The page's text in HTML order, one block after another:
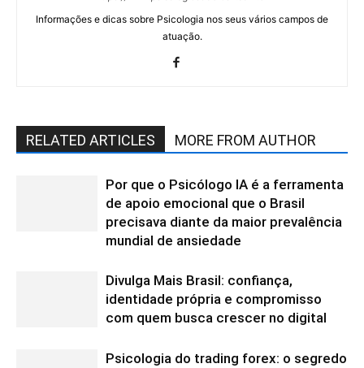
Informações e dicas sobre Psicologia nos seus vários campos de
atuação.
RELATED ARTICLES MORE FROM AUTHOR
Por que o Psicólogo IA é a ferramenta
de apoio emocional que o Brasil
precisava diante da maior prevalência
mundial de ansiedade
Divulga Mais Brasil: confiança,
identidade própria e compromisso
com quem busca crescer no digital
Psicologia do trading forex: o segredo